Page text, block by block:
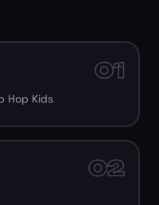
01
Hop Kids
02